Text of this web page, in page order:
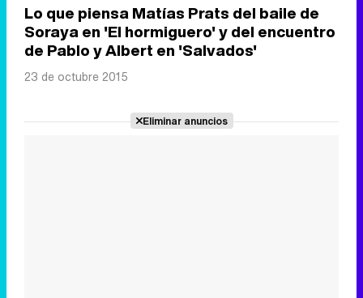
Lo que piensa Matías Prats del baile de
Soraya en 'El hormiguero' y del encuentro
de Pablo y Albert en 'Salvados'
23 de octubre 2015
Eliminar anuncios